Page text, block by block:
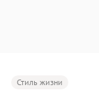
Стиль жизни